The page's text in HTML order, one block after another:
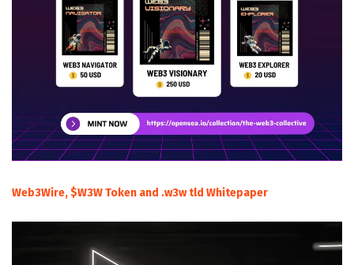
Web3Wire, $W3W Token and .w3w tld Whitepaper